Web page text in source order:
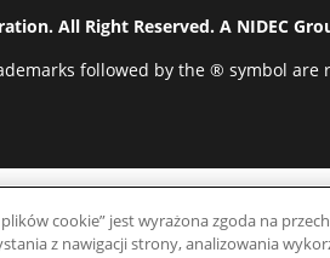
All Right Reserved. A NIDEC
followed by the ® symbol are
cookie” jest wyrażona zgoda na
z nawigacji strony, analizowania